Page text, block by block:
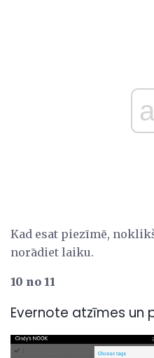
Kad esat piezīmē,
norādiet laiku.
10 no 11
Evernote atzīmes un